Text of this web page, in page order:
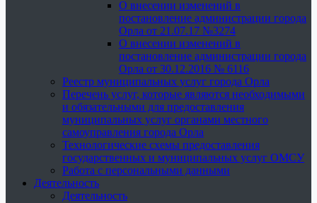
О внесении изменений в
постановление администрации города
Орла от 21.07.17 №3274
О внесении изменений в
постановление администрации города
Орла от 30.12.2016 № 6116
Реестр муниципальных услуг города Орла
Перечень услуг, которые являются необходимыми
и обязательными для предоставления
муниципальных услуг органами местного
самоуправления города Орла
Технологические схемы предоставления
государственных и муниципальных услуг ОМСУ
Работа с персональными данными
Деятельность
Деятельность